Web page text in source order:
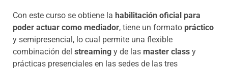
Con este curso se obtiene la habilitación oficial para
poder actuar como mediador, tiene un formato práctico
y semipresencial, lo cual permite una flexible
combinación del streaming y de las master class y
prácticas presenciales en las sedes de las tres